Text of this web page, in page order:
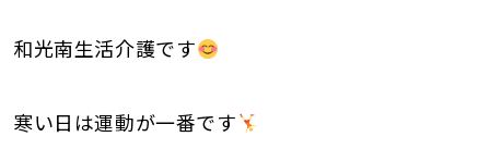
和光南生活介護です
寒い日は運動が一番です